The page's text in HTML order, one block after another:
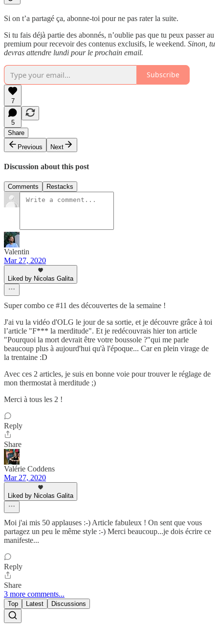
Si on t’a partagé ça, abonne-toi pour ne pas rater la suite.
Si tu fais déjà partie des abonnés, n’oublie pas que tu peux passer au
premium pour recevoir des contenus exclusifs, le weekend. Sinon, tu
devras attendre lundi pour le prochain email.
Subscribe
7
5
Share
Previous
Next
Discussion about this post
Comments Restacks
Valentin
Mar 27, 2020
Liked by Nicolas Galita
Super combo ce #11 des découvertes de la semaine !
J'ai vu la vidéo d'OLG le jour de sa sortie, et je découvre grâce à toi
l’article "F*** la merditude". Et je redécouvrais hier ton article
"Pourquoi la mort devrait être votre boussole ?"qui me parle
beaucoup plus à aujourd'hui qu'à l'époque... Car en plein virage de
la trentaine :D
Avec ces 2 articles, je suis en bonne voie pour trouver le réglage de
mon thermostat à merditude ;)
Merci à tous les 2 !
Reply
Share
Valérie Coddens
Mar 27, 2020
Liked by Nicolas Galita
Moi j'ai mis 50 applauses :-) Article fabuleux ! On sent que vous
partagez un peu le même style :-) Merci beaucoup...je dois écrire ce
manifeste...
Reply
Share
3 more comments...
Top Latest Discussions